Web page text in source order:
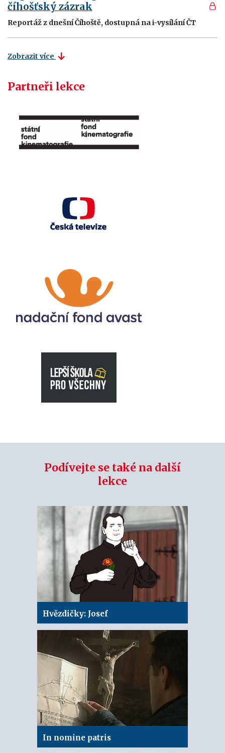
číhošťský zázrak
Reportáž z dnešní Číhoště, dostupná na i-vysílání ČT
Zobrazit více
Partneři lekce
Podívejte se také na další
lekce
Hvězdičky: Josef
In nomine patris